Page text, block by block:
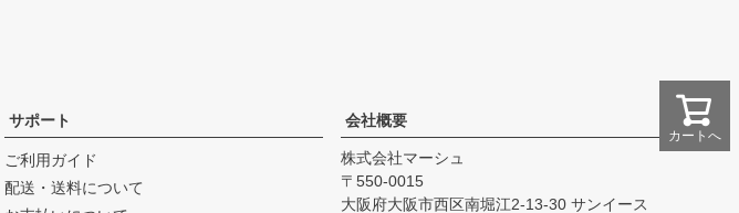
カートへ
サポート
ご利用ガイド
配送・送料について
会社概要
株式会社マーシュ
550-0015
大阪府大阪市西区南堀江2-13-30 サンイース